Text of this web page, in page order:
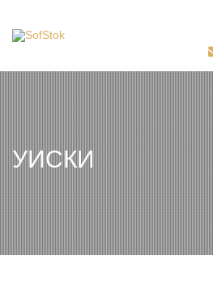
УИСКИ